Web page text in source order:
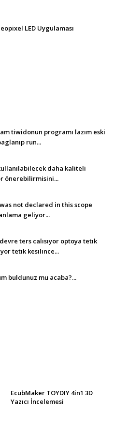
LED Uygulaması
tiwidonun programı lazım eski
run...
daha kaliteli
önerebilirmisini...
not declared in this scope
geliyor...
ters calısıyor optoya tetık
tetık kesılınce...
buldunuz mu acaba?...
EcubMaker TOYDIY 4in1 3D
Yazıcı İncelemesi